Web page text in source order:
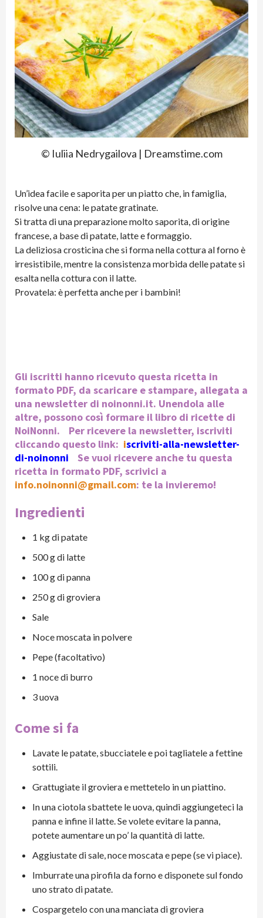
© Iuliia Nedrygailova | Dreamstime.com
Un’idea facile e saporita per un piatto che, in famiglia,
risolve una cena: le patate gratinate.
Si tratta di una preparazione molto saporita, di origine
francese, a base di patate, latte e formaggio.
La deliziosa crosticina che si forma nella cottura al forno è
irresistibile, mentre la consistenza morbida delle patate si
esalta nella cottura con il latte.
Provatela: è perfetta anche per i bambini!
Gli iscritti hanno ricevuto questa ricetta in
formato PDF, da scaricare e stampare, allegata a
una newsletter di noinonni.it. Unendola alle
altre, possono così formare il libro di ricette di
NoiNonni. Per ricevere la newsletter, iscriviti
cliccando questo link: iscriviti-alla-newsletter-
di-noinonni
Se vuoi ricevere anche tu questa
ricetta in formato PDF, scrivici a
info.noinonni@gmail.com: te la invieremo!
Ingredienti
1 kg di patate
500 g di latte
100 g di panna
250 g di groviera
Sale
Noce moscata in polvere
Pepe (facoltativo)
1 noce di burro
3 uova
Come si fa
Lavate le patate, sbucciatele e poi tagliatele a fettine
sottili.
Grattugiate il groviera e mettetelo in un piattino.
In una ciotola sbattete le uova, quindi aggiungeteci la
panna e infine il latte. Se volete evitare la panna,
potete aumentare un po’ la quantità di latte.
Aggiustate di sale, noce moscata e pepe (se vi piace).
Imburrate una pirofila da forno e disponete sul fondo
uno strato di patate.
Cospargetelo con una manciata di groviera